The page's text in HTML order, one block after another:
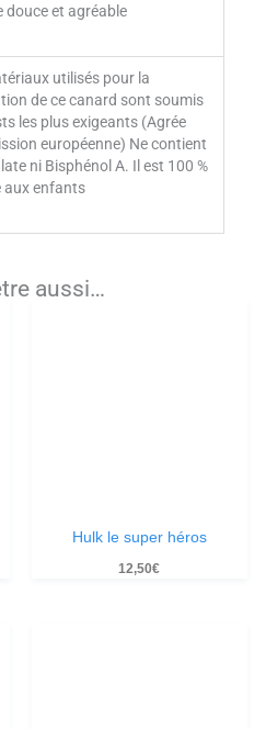
douce et agréable
utilisés pour la
de ce canard sont soumis
les plus exigeants (Agrée
européenne) Ne contient
ni Bisphénol A. Il est 100 %
aux enfants
aussi…
Hulk le super héros
12,50€